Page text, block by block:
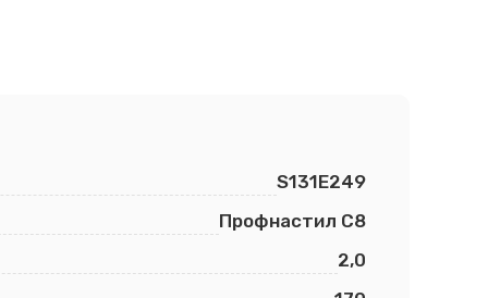
S131E249
Профнастил С8
2,0